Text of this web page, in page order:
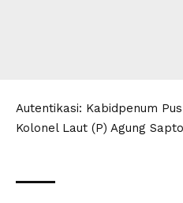
Autentikasi: Kabidpenum
Kolonel Laut (P) Agung